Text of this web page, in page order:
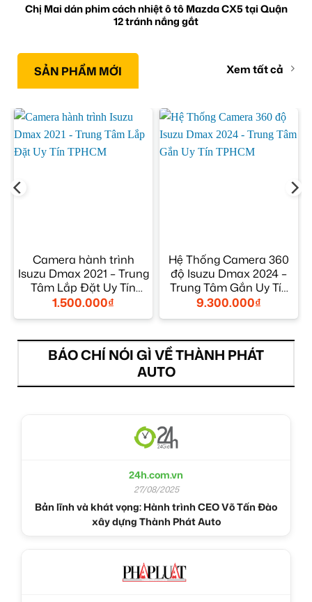
Chị Mai dán phim cách nhiệt ô tô Mazda CX5 tại Quận
12 tránh nắng gắt
SẢN PHẨM MỚI Xem tất cả
Camera hành trình
Isuzu Dmax 2021 – Trung
Tâm Lắp Đặt Uy Tín
TPHCM
1.500.000₫
Hệ Thống Camera 360
độ Isuzu Dmax 2024 –
Trung Tâm Gắn Uy Tín
TPHCM
9.300.000₫
BÁO CHÍ NÓI GÌ VỀ THÀNH PHÁT
AUTO
24h.com.vn
27/08/2025
Bản lĩnh và khát vọng: Hành trình CEO Võ Tấn Đào
xây dựng Thành Phát Auto